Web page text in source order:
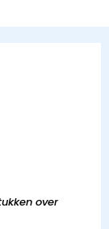
over